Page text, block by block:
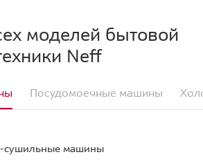
моделей бытовой
Neff
Посудомоечные машины
сушильные машины